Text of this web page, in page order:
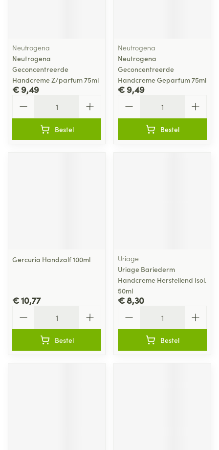
Neutrogena
Neutrogena
Geconcentreerde
Handcreme Z/parfum 75ml
€ 9,49
Bestel
Neutrogena
Neutrogena
Geconcentreerde
Handcreme Geparfum 75ml
€ 9,49
Bestel
Gercuria Handzalf 100ml
€ 10,77
Bestel
Uriage
Uriage Bariederm
Handcreme Herstellend Isol.
50ml
€ 8,30
Bestel